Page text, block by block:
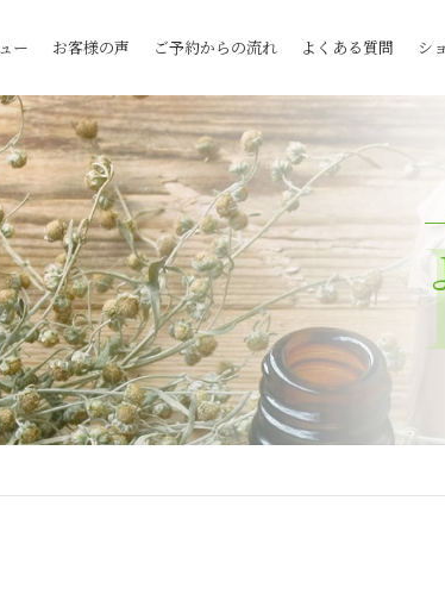
ー お客様の声 ご予約からの流れ よくある質問 シ